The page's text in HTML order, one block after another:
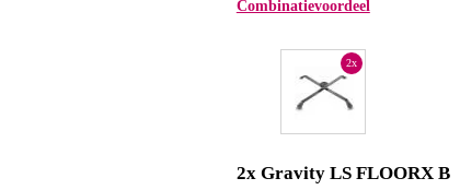
Combinatievoordeel
2x
2x Gravity LS FLOORX B